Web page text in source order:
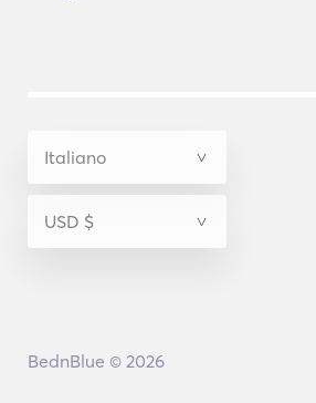
BednBlue © 2026